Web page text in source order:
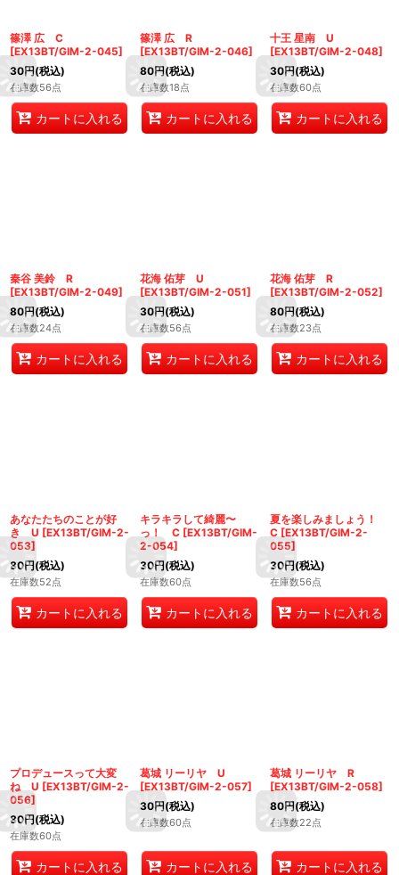
篠澤 広 C
[EX13BT/GIM-2-045]
30円(税込)
在庫数56点
カートに入れる
篠澤 広 R
[EX13BT/GIM-2-046]
80円(税込)
在庫数18点
カートに入れる
十王 星南 U
[EX13BT/GIM-2-048]
30円(税込)
在庫数60点
カートに入れる
秦谷 美鈴 R
[EX13BT/GIM-2-049]
80円(税込)
在庫数24点
カートに入れる
花海 佑芽 U
[EX13BT/GIM-2-051]
30円(税込)
在庫数56点
カートに入れる
花海 佑芽 R
[EX13BT/GIM-2-052]
80円(税込)
在庫数23点
カートに入れる
あなたたちのことが好
き U [EX13BT/GIM-2-
053]
80円(税込)
在庫数52点
カートに入れる
キラキラして綺麗〜
っ！ C [EX13BT/GIM-
2-054]
30円(税込)
在庫数60点
カートに入れる
夏を楽しみましょう！
C [EX13BT/GIM-2-
055]
30円(税込)
在庫数56点
カートに入れる
プロデュースって大変
ね U [EX13BT/GIM-2-
056]
80円(税込)
在庫数60点
カートに入れる
葛城 リーリヤ U
[EX13BT/GIM-2-057]
30円(税込)
在庫数60点
カートに入れる
葛城 リーリヤ R
[EX13BT/GIM-2-058]
80円(税込)
在庫数22点
カートに入れる